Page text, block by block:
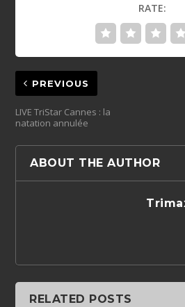
RATE:
PREVIOUS
LIVE TriStar Cannes : la
natation annulée
ABOUT THE AUTHOR
RELATED POSTS